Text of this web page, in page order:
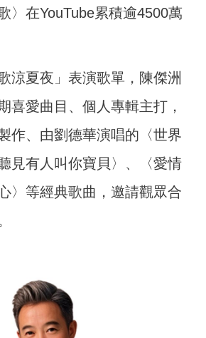
〉在YouTube累積逾4500萬
涼夏夜」表演歌單，陳傑洲
喜愛曲目、個人專輯主打，
作、由劉德華演唱的〈世界
見有人叫你寶貝〉、〈愛情
〉等經典歌曲，邀請觀眾合